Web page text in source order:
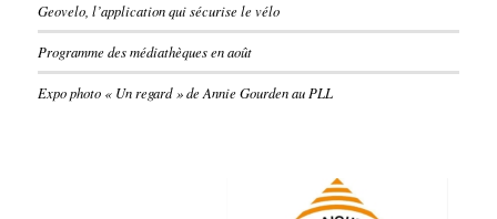
Geovelo, l’application qui sécurise le vélo
Programme des médiathèques en août
Expo photo « Un regard » de Annie Gourden au PLL